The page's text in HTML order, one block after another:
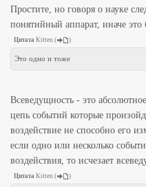
Простите, но говоря о науке
понятийный аппарат, иначе это
Цитата Kitten ( )
Это одно и тоже
Всеведущность - это
цепь событий которые
воздействие не способно его
если одно или несколько
воздействия, то исчезает
Цитата Kitten ( )